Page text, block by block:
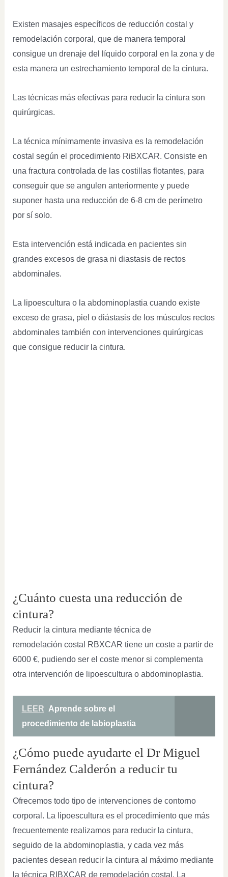
Existen masajes específicos de reducción costal y
remodelación corporal, que de manera temporal
consigue un drenaje del líquido corporal en la zona y de
esta manera un estrechamiento temporal de la cintura.
Las técnicas más efectivas para reducir la cintura son
quirúrgicas.
La técnica mínimamente invasiva es la remodelación
costal según el procedimiento RiBXCAR. Consiste en
una fractura controlada de las costillas flotantes, para
conseguir que se angulen anteriormente y puede
suponer hasta una reducción de 6-8 cm de perímetro
por sí solo.
Esta intervención está indicada en pacientes sin
grandes excesos de grasa ni diastasis de rectos
abdominales.
La lipoescultura o la abdominoplastia cuando existe
exceso de grasa, piel o diástasis de los músculos rectos
abdominales también con intervenciones quirúrgicas
que consigue reducir la cintura.
¿Cuánto cuesta una reducción de
cintura?
Reducir la cintura mediante técnica de
remodelación costal RBXCAR tiene un coste a partir de
6000 €, pudiendo ser el coste menor si complementa
otra intervención de lipoescultura o abdominoplastia.
LEER Aprende sobre el
procedimiento de labioplastia
¿Cómo puede ayudarte el Dr Miguel
Fernández Calderón a reducir tu
cintura?
Ofrecemos todo tipo de intervenciones de contorno
corporal. La lipoescultura es el procedimiento que más
frecuentemente realizamos para reducir la cintura,
seguido de la abdominoplastia, y cada vez más
pacientes desean reducir la cintura al máximo mediante
la técnica RIBXCAR de remodelación costal. La